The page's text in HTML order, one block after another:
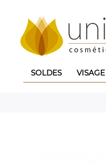
SOLDES VISAGE